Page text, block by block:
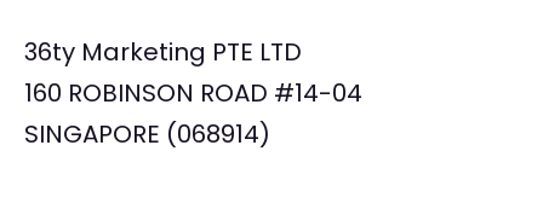
36ty Marketing PTE LTD
160 ROBINSON ROAD #14-04
SINGAPORE (068914)